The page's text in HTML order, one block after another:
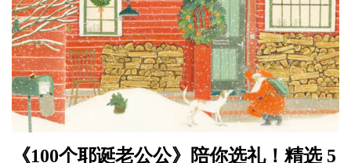
《100个耶诞老公公》陪你选礼！精选 5